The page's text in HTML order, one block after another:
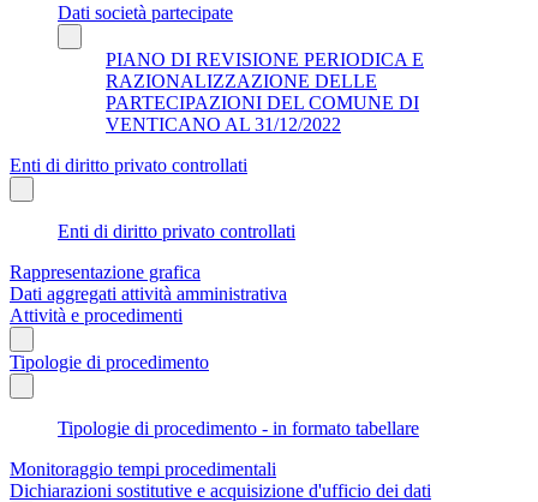
Dati società partecipate
PIANO DI REVISIONE PERIODICA E
RAZIONALIZZAZIONE DELLE
PARTECIPAZIONI DEL COMUNE DI
VENTICANO AL 31/12/2022
Enti di diritto privato controllati
Enti di diritto privato controllati
Rappresentazione grafica
Dati aggregati attività amministrativa
Attività e procedimenti
Tipologie di procedimento
Tipologie di procedimento - in formato tabellare
Monitoraggio tempi procedimentali
Dichiarazioni sostitutive e acquisizione d'ufficio dei dati